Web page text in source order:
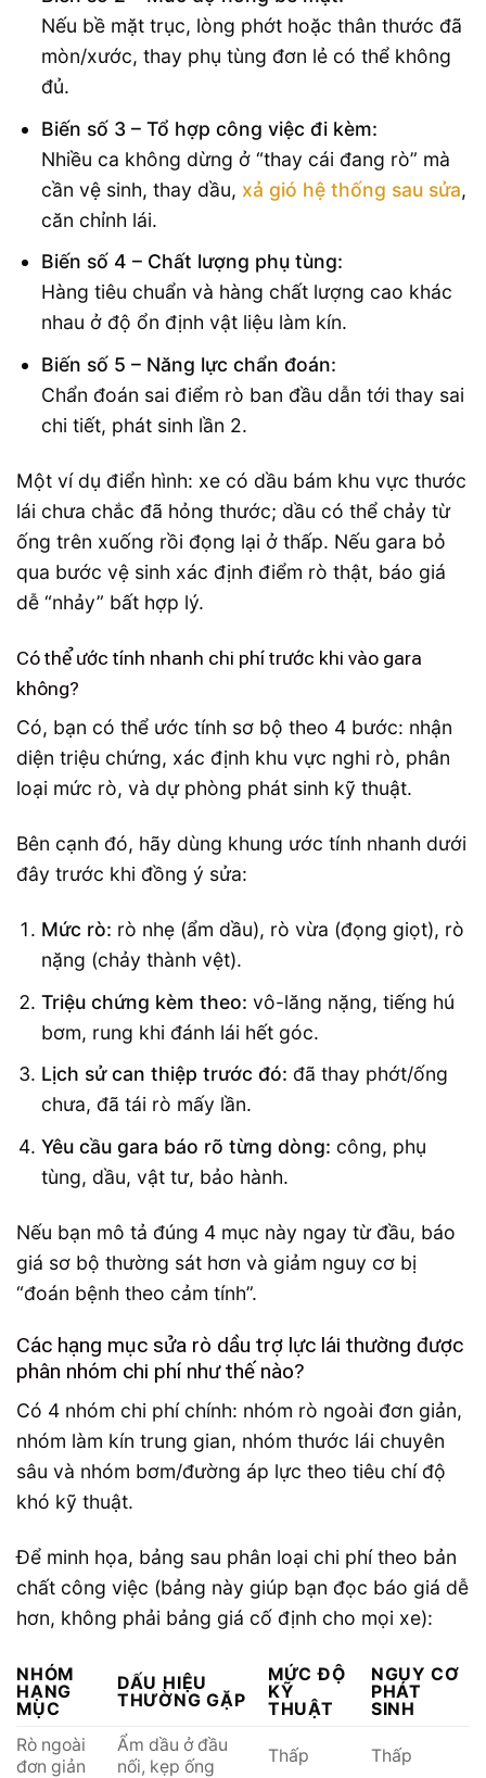
Nếu bề mặt trục, lòng phớt hoặc thân thước đã
mòn/xước, thay phụ tùng đơn lẻ có thể không
đủ.
Biến số 3 – Tổ hợp công việc đi kèm:
Nhiều ca không dừng ở “thay cái đang rò” mà
cần vệ sinh, thay dầu, xả gió hệ thống sau sửa,
căn chỉnh lái.
Biến số 4 – Chất lượng phụ tùng:
Hàng tiêu chuẩn và hàng chất lượng cao khác
nhau ở độ ổn định vật liệu làm kín.
Biến số 5 – Năng lực chẩn đoán:
Chẩn đoán sai điểm rò ban đầu dẫn tới thay sai
chi tiết, phát sinh lần 2.
Một ví dụ điển hình: xe có dầu bám khu vực thước
lái chưa chắc đã hỏng thước; dầu có thể chảy từ
ống trên xuống rồi đọng lại ở thấp. Nếu gara bỏ
qua bước vệ sinh xác định điểm rò thật, báo giá
dễ “nhảy” bất hợp lý.
Có thể ước tính nhanh chi phí trước khi vào gara
không?
Có, bạn có thể ước tính sơ bộ theo 4 bước: nhận
diện triệu chứng, xác định khu vực nghi rò, phân
loại mức rò, và dự phòng phát sinh kỹ thuật.
Bên cạnh đó, hãy dùng khung ước tính nhanh dưới
đây trước khi đồng ý sửa:
Mức rò: rò nhẹ (ẩm dầu), rò vừa (đọng giọt), rò
nặng (chảy thành vệt).
Triệu chứng kèm theo: vô-lăng nặng, tiếng hú
bơm, rung khi đánh lái hết góc.
Lịch sử can thiệp trước đó: đã thay phớt/ống
chưa, đã tái rò mấy lần.
Yêu cầu gara báo rõ từng dòng: công, phụ
tùng, dầu, vật tư, bảo hành.
Nếu bạn mô tả đúng 4 mục này ngay từ đầu, báo
giá sơ bộ thường sát hơn và giảm nguy cơ bị
“đoán bệnh theo cảm tính”.
Các hạng mục sửa rò dầu trợ lực lái thường được
phân nhóm chi phí như thế nào?
Có 4 nhóm chi phí chính: nhóm rò ngoài đơn giản,
nhóm làm kín trung gian, nhóm thước lái chuyên
sâu và nhóm bơm/đường áp lực theo tiêu chí độ
khó kỹ thuật.
Để minh họa, bảng sau phân loại chi phí theo bản
chất công việc (bảng này giúp bạn đọc báo giá dễ
hơn, không phải bảng giá cố định cho mọi xe):
NHÓM
HẠNG
MỤC
DẤU HIỆU
THƯỜNG GẶP
MỨC ĐỘ
KỸ
THUẬT
NGUY CƠ
PHÁT
SINH
Rò ngoài
đơn giản
Ẩm dầu ở đầu
nối, kẹp ống
Thấp Thấp